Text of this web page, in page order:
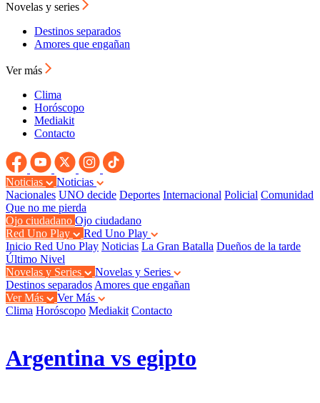
Novelas y series
Destinos separados
Amores que engañan
Ver más
Clima
Horóscopo
Mediakit
Contacto
Noticias
Noticias
Nacionales UNO decide Deportes Internacional Policial Comunidad
Que no me pierda
Ojo ciudadano Ojo ciudadano
Red Uno Play
Red Uno Play
Inicio Red Uno Play Noticias La Gran Batalla Dueños de la tarde
Último Nivel
Novelas y Series
Novelas y Series
Destinos separados Amores que engañan
Ver Más
Ver Más
Clima Horóscopo Mediakit Contacto
Argentina vs egipto